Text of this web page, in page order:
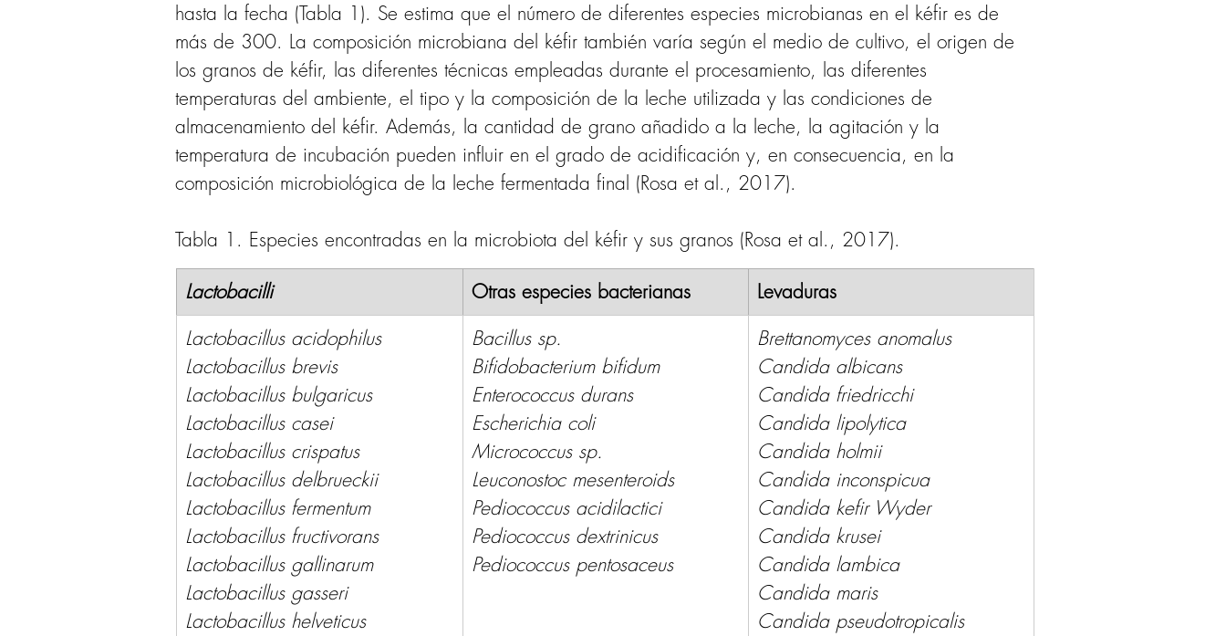
hasta la fecha (Tabla 1). Se estima que el número de diferentes especies microbianas en el kéfir es de
más de 300. La composición microbiana del kéfir también varía según el medio de cultivo, el origen de
los granos de kéfir, las diferentes técnicas empleadas durante el procesamiento, las diferentes
temperaturas del ambiente, el tipo y la composición de la leche utilizada y las condiciones de
almacenamiento del kéfir. Además, la cantidad de grano añadido a la leche, la agitación y la
temperatura de incubación pueden influir en el grado de acidificación y, en consecuencia, en la
composición microbiológica de la leche fermentada final (Rosa et al., 2017).
Tabla 1. Especies encontradas en la microbiota del kéfir y sus granos (Rosa et al., 2017).
Lactobacilli Otras especies bacterianas
Levaduras
Lactobacillus acidophilus
Lactobacillus brevis
Lactobacillus bulgaricus
Lactobacillus casei
Lactobacillus crispatus
Lactobacillus delbrueckii
Lactobacillus fructivorans
Lactobacillus gallinarum
Lactobacillus gasseri
Lactobacillus helveticus
Bacillus sp.
Bifidobacterium bifidum
Enterococcus durans
Escherichia coli
Micrococcus sp.
Leuconostoc mesenteroids
Pediococcus acidilactici
Pediococcus dextrinicus
Pediococcus pentosaceus
Brettanomyces anomalus
Candida albicans
Candida friedricchi
Candida lipolytica
Candida holmii
Candida inconspicua
Candida kefir Wyder
Candida krusei
Candida lambica
Candida maris
Candida pseudotropicalis